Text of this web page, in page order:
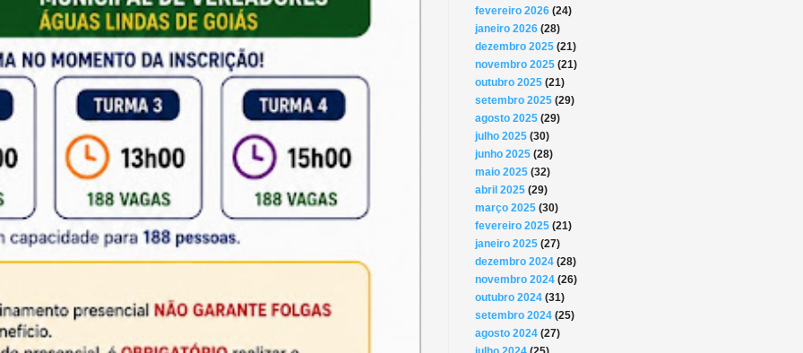
fevereiro 2026 (24)
janeiro 2026 (28)
dezembro 2025 (21)
novembro 2025 (21)
outubro 2025 (21)
setembro 2025 (29)
agosto 2025 (29)
julho 2025 (30)
junho 2025 (28)
maio 2025 (32)
abril 2025 (29)
março 2025 (30)
fevereiro 2025 (21)
janeiro 2025 (27)
dezembro 2024 (28)
novembro 2024 (26)
outubro 2024 (31)
setembro 2024 (25)
agosto 2024 (27)